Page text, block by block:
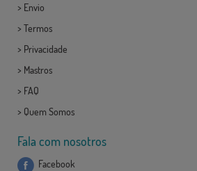
> Envio
> Termos
> Privacidade
> Mastros
> FAQ
> Quem Somos
Fala com nosotros
Facebook